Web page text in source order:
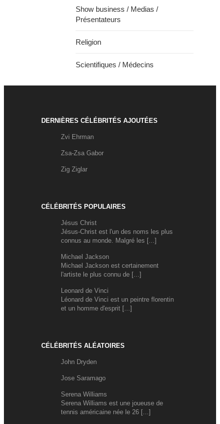
Show business / Medias /
Présentateurs
Religion
Scientifiques / Médecins
DERNIÈRES CÉLÉBRITÉS AJOUTÉES
Zvi Ehrman
Zsa-Zsa Gabor
Zig Ziglar
CÉLÉBRITÉS POPULAIRES
Jésus Christ
Jésus-Christ est l'un des noms les plus
connus au monde. Malgré les [...]
Michael Jackson
Michael Jackson est certainement
l'artiste le plus connu de [...]
Leonard de Vinci
Léonard de Vinci est un peintre florentin
et un homme d'esprit [...]
CÉLÉBRITÉS ALÉATOIRES
John Dryden
Jose Saramago
Serena Williams
Serena Williams est une joueuse de
tennis américaine née le 26 [...]